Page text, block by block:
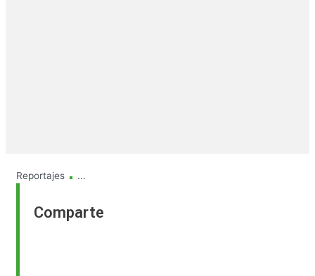
Reportajes . ...
Comparte